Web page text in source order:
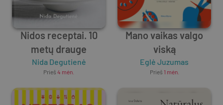
Nidos receptai. 10
metų drauge
Nida Degutienė
Prieš 4 mėn.
Mano vaikas valgo
viską
Eglė Juzumas
Prieš 1 mėn.